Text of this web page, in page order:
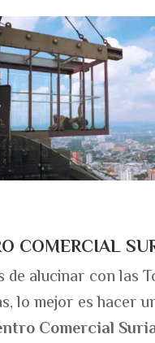
COMERCIAL
de alucinar con las
lo mejor es hacer
Comercial